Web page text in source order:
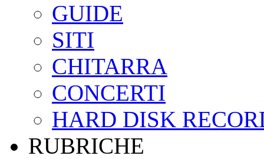
GUIDE
SITI
CHITARRA
CONCERTI
HARD DISK
RUBRICHE